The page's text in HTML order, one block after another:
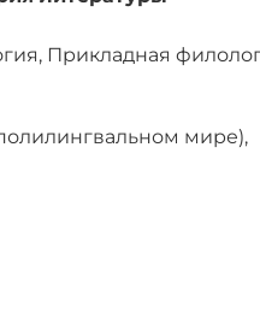
Прикладная
мире),